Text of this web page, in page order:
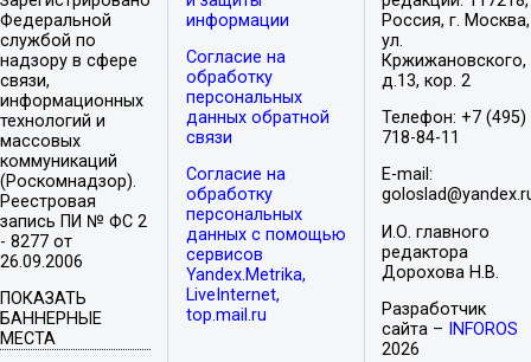
Федеральной
службой по
надзору в сфере
связи,
информационных
технологий и
массовых
коммуникаций
(Роскомнадзор).
Реестровая
запись ПИ № ФС 2
- 8277 от
26.09.2006
ПОКАЗАТЬ
БАННЕРНЫЕ
МЕСТА
информации
Согласие на
обработку
персональных
данных обратной
связи
Согласие на
обработку
персональных
данных с помощью
сервисов
Yandex.Metrika,
LiveInternet,
top.mail.ru
Россия, г. Москва,
ул.
Кржижановского,
д.13, кор. 2
Телефон: +7 (495)
718-84-11
E-mail:
И.О. главного
редактора
Дорохова Н.В.
Разработчик
сайта –
INFOROS
2026